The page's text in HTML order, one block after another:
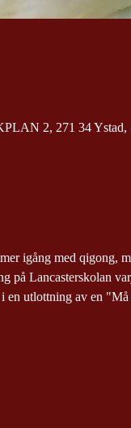
2, 271 34 Ystad,
igång med qigong,
på Lancasterskolan
utlottning av en